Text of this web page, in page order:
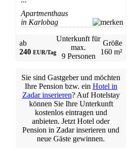
Apartmenthaus
in Karlobag
ab
240 EUR/Tag
Unterkunft für
max.
9 Personen
Größe
160 m²
Sie sind Gastgeber und möchten
Ihre Pension bzw. ein Hotel in
Zadar inserieren? Auf Hotelstay
können Sie Ihre Unterkunft
kostenlos eintragen und
anbieten. Jetzt Hotel oder
Pension in Zadar inserieren und
neue Gäste gewinnen.